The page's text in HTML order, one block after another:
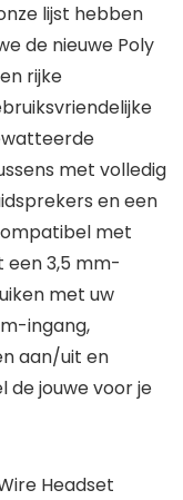
lijst hebben
de nieuwe Poly
rijke
met volledig
en een
met
een 3,5 mm-
met uw
ingang,
aan/uit en
de jouwe voor je
Headset